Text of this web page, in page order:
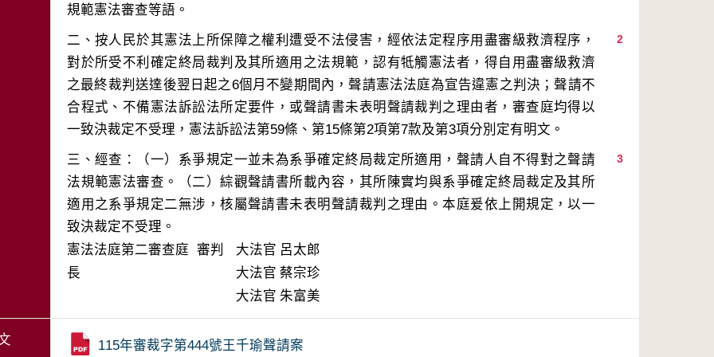
2
二、按人民於其憲法上所保障之權利遭受不法侵害，經依法定程序用盡審級救濟程序，
對於所受不利確定終局裁判及其所適用之法規範，認有牴觸憲法者，得自用盡審級救濟
之最終裁判送達後翌日起之6個月不變期間內，聲請憲法法庭為宣告違憲之判決；聲請不
合程式、不備憲法訴訟法所定要件，或聲請書未表明聲請裁判之理由者，審查庭均得以
3
三、經查：（一）系爭規定一並未為系爭確定終局裁定所適用，聲請人自不得對之聲請
法規範憲法審查。（二）綜觀聲請書所載內容，其所陳實均與系爭確定終局裁定及其所
適用之系爭規定二無涉，核屬聲請書未表明聲請裁判之理由。本庭爰依上開規定，以一
致決裁定不受理。
憲法法庭第二審查庭 審判
長
大法官 呂太郎
大法官 蔡宗珍
大法官 朱富美
115年審裁字第444號王千瑜聲請案